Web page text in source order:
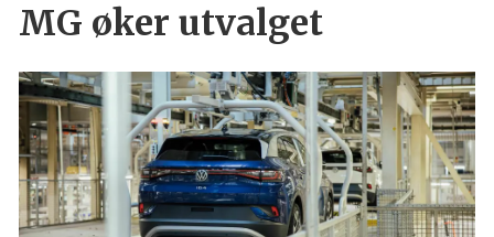
MG øker utvalget